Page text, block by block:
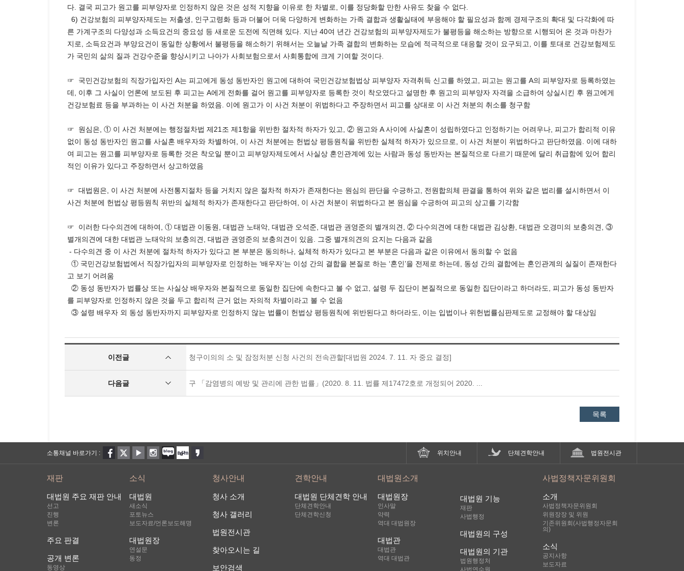
다. 결국 피고가 원고를 피부양자로 인정하지 않은 것은 성적 지향을 이유로 한 차별로, 이를 정당화할 만한 사유도 찾을 수 없다.
6) 건강보험의 피부양자제도는 저출생, 인구고령화 등과 더불어 더욱 다양하게 변화하는 가족 결합과 생활실태에 부응해야 할 필요성과 함께 경제구조의 확대 및 다각화에 따
른 가계구조의 다양성과 소득요건의 중요성 등 새로운 도전에 직면해 있다. 지난 40여 년간 건강보험의 피부양자제도가 불평등을 해소하는 방향으로 시행되어 온 것과 마찬가
지로, 소득요건과 부양요건이 동일한 상황에서 불평등을 해소하기 위해서는 오늘날 가족 결합의 변화하는 모습에 적극적으로 대응할 것이 요구되고, 이를 토대로 건강보험제도
가 국민의 삶의 질과 건강수준을 향상시키고 나아가 사회보험으로서 사회통합에 크게 기여할 것이다.
☞ 국민건강보험의 직장가입자인 A는 피고에게 동성 동반자인 원고에 대하여 국민건강보험법상 피부양자 자격취득 신고를 하였고, 피고는 원고를 A의 피부양자로 등록하였는
데, 이후 그 사실이 언론에 보도된 후 피고는 A에게 전화를 걸어 원고를 피부양자로 등록한 것이 착오였다고 설명한 후 원고의 피부양자 자격을 소급하여 상실시킨 후 원고에게
건강보험료 등을 부과하는 이 사건 처분을 하였음. 이에 원고가 이 사건 처분이 위법하다고 주장하면서 피고를 상대로 이 사건 처분의 취소를 청구함
☞ 원심은, ① 이 사건 처분에는 행정절차법 제21조 제1항을 위반한 절차적 하자가 있고, ② 원고와 A 사이에 사실혼이 성립하였다고 인정하기는 어려우나, 피고가 합리적 이유
없이 동성 동반자인 원고를 사실혼 배우자와 차별하여, 이 사건 처분에는 헌법상 평등원칙을 위반한 실체적 하자가 있으므로, 이 사건 처분이 위법하다고 판단하였음. 이에 대하
여 피고는 원고를 피부양자로 등록한 것은 착오일 뿐이고 피부양자제도에서 사실상 혼인관계에 있는 사람과 동성 동반자는 본질적으로 다르기 때문에 달리 취급함에 있어 합리
적인 이유가 있다고 주장하면서 상고하였음
☞ 대법원은, 이 사건 처분에 사전통지절차 등을 거치지 않은 절차적 하자가 존재한다는 원심의 판단을 수긍하고, 전원합의체 판결을 통하여 위와 같은 법리를 설시하면서 이
사건 처분에 헌법상 평등원칙 위반의 실체적 하자가 존재한다고 판단하여, 이 사건 처분이 위법하다고 본 원심을 수긍하여 피고의 상고를 기각함
☞ 이러한 다수의견에 대하여, ① 대법관 이동원, 대법관 노태악, 대법관 오석준, 대법관 권영준의 별개의견, ② 다수의견에 대한 대법관 김상환, 대법관 오경미의 보충의견, ③
별개의견에 대한 대법관 노태악의 보충의견, 대법관 권영준의 보충의견이 있음. 그중 별개의견의 요지는 다음과 같음
- 다수의견 중 이 사건 처분에 절차적 하자가 있다고 본 부분은 동의하나, 실체적 하자가 있다고 본 부분은 다음과 같은 이유에서 동의할 수 없음
① 국민건강보험법에서 직장가입자의 피부양자로 인정하는 ‘배우자’는 이성 간의 결합을 본질로 하는 ‘혼인’을 전제로 하는데, 동성 간의 결합에는 혼인관계의 실질이 존재한다
고 보기 어려움
② 동성 동반자가 법률상 또는 사실상 배우자와 본질적으로 동일한 집단에 속한다고 볼 수 없고, 설령 두 집단이 본질적으로 동일한 집단이라고 하더라도, 피고가 동성 동반자
를 피부양자로 인정하지 않은 것을 두고 합리적 근거 없는 자의적 차별이라고 볼 수 없음
③ 설령 배우자 외 동성 동반자까지 피부양자로 인정하지 않는 법률이 헌법상 평등원칙에 위반된다고 하더라도, 이는 입법이나 위헌법률심판제도로 교정해야 할 대상임
이전글 청구이의의 소 및 잠정처분 신청 사건의 전속관할[대법원 2024. 7. 11. 자 중요 결정]
다음글 구 「감염병의 예방 및 관리에 관한 법률」(2020. 8. 11. 법률 제17472호로 개정되어 2020. ...
목록
소통채널 바로가기 : 위치안내 단체견학안내 법원전시관
재판
대법원 주요 재판 안내
선고
진행
변론
주요 판결
공개 변론
동영상
소식
대법원
새소식
포토뉴스
보도자료/언론보도해명
대법원장
연설문
동정
청사안내
청사 소개
청사 갤러리
법원전시관
찾아오시는 길
보안검색
견학안내
대법원 단체견학 안내
단체견학안내
단체견학신청
대법원소개
대법원장
인사말
약력
역대 대법원장
대법관
대법관
역대 대법관
대법원 기능
재판
사법행정
대법원의 구성
대법원의 기관
법원행정처
사법연수원
사법정책자문위원회
소개
사법정책자문위원회
위원장장 및 위원
기존위원회(사법행정자문회
의)
소식
공지사항
보도자료